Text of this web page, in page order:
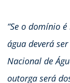
“Se o domínio
água deverá
Nacional de
outorga será